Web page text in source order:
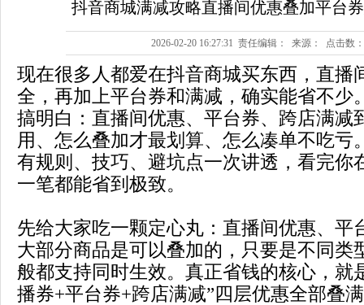
抖音商城满减攻略直播间优惠叠加平台
2026-02-20 16:27:31 责任编辑： 来源： 点击数
现在很多人都爱在抖音商城买东西，直播
全，再加上平台券和满减，确实能省不少
搞明白：直播间优惠、平台券、跨店满减
用、怎么叠加才最划算、怎么凑单不吃亏
有规则、技巧、避坑点一次讲透，看完你
一笔都能省到极致。
先给大家吃一颗定心丸：直播间优惠、平
大部分商品是可以叠加的，只要是不同类
般都支持同时生效。真正省钱的核心，就
播券+平台券+跨店满减”四层优惠全部叠